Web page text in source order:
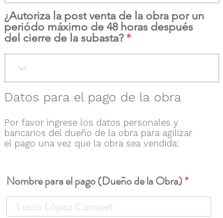
¿Autoriza la post venta de la obra por un
periódo máximo de 48 horas después
del cierre de la subasta?
Datos para el pago de la obra
Por favor ingrese los datos personales y
bancarios del dueño de la obra para agilizar
el pago una vez que la obra sea vendida:
Nombre para el pago (Dueño de la Obra)